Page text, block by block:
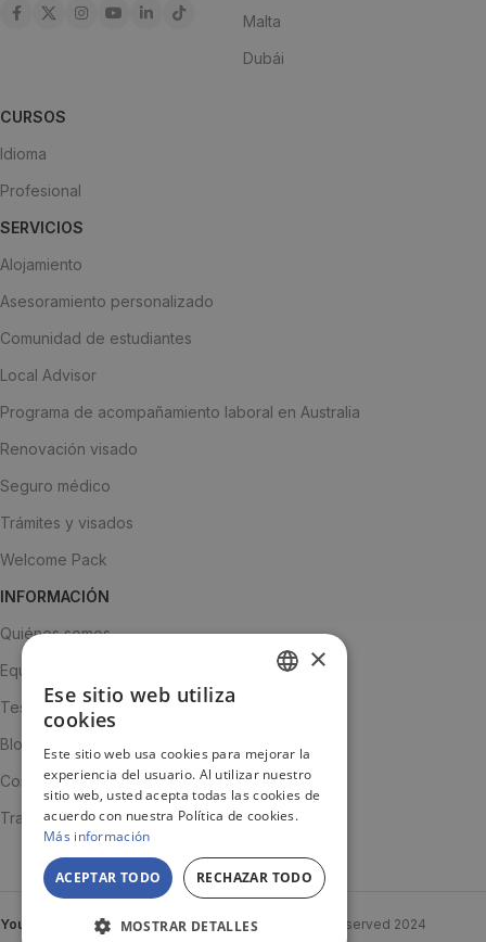
Malta
Dubái
CURSOS
Idioma
Profesional
SERVICIOS
Alojamiento
Asesoramiento personalizado
Comunidad de estudiantes
Local Advisor
Programa de acompañamiento laboral en Australia
Renovación visado
Seguro médico
Trámites y visados
Welcome Pack
INFORMACIÓN
Quiénes somos
Equipo
Testimonios
Blog
Contacto
Trabaja con nosotros
YouTooProjectCreated ByYouTooProject All rights reserved 2024
JA
×
Ese sitio web utiliza
cookies
Este sitio web usa cookies para mejorar la
experiencia del usuario. Al utilizar nuestro
sitio web, usted acepta todas las cookies de
acuerdo con nuestra Política de cookies.
Más información
ACEPTAR TODO RECHAZAR TODO
MOSTRAR DETALLES